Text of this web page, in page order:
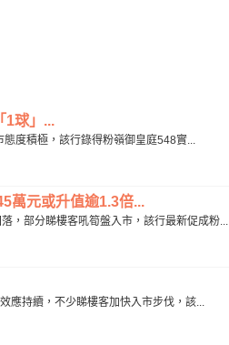
1球」...
度積極，該行錄得粉嶺御皇庭548實...
萬元或升值逾1.3倍...
，部分睇樓客吼筍盤入市，該行最新促成粉...
應持續，不少睇樓客加快入市步伐，該...